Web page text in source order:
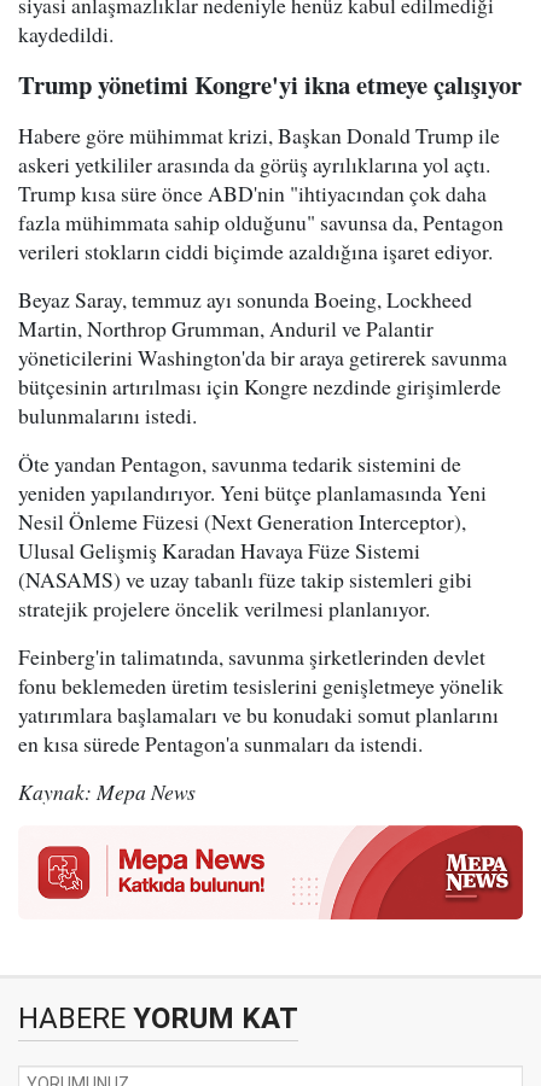
kaydedildi.
Trump yönetimi Kongre'yi ikna etmeye çalışıyor
Habere göre mühimmat krizi, Başkan Donald Trump ile
askeri yetkililer arasında da görüş ayrılıklarına yol açtı.
Trump kısa süre önce ABD'nin "ihtiyacından çok daha
fazla mühimmata sahip olduğunu" savunsa da, Pentagon
verileri stokların ciddi biçimde azaldığına işaret ediyor.
Beyaz Saray, temmuz ayı sonunda Boeing, Lockheed
Martin, Northrop Grumman, Anduril ve Palantir
yöneticilerini Washington'da bir araya getirerek savunma
bütçesinin artırılması için Kongre nezdinde girişimlerde
bulunmalarını istedi.
Öte yandan Pentagon, savunma tedarik sistemini de
yeniden yapılandırıyor. Yeni bütçe planlamasında Yeni
Nesil Önleme Füzesi (Next Generation Interceptor),
Ulusal Gelişmiş Karadan Havaya Füze Sistemi
(NASAMS) ve uzay tabanlı füze takip sistemleri gibi
stratejik projelere öncelik verilmesi planlanıyor.
Feinberg'in talimatında, savunma şirketlerinden devlet
fonu beklemeden üretim tesislerini genişletmeye yönelik
yatırımlara başlamaları ve bu konudaki somut planlarını
en kısa sürede Pentagon'a sunmaları da istendi.
Kaynak: Mepa News
HABERE YORUM KAT